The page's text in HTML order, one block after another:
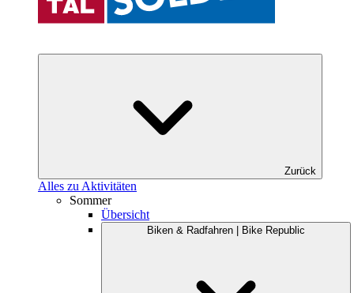
Zurück
Alles zu Aktivitäten
Sommer
Übersicht
Biken & Radfahren | Bike Republic